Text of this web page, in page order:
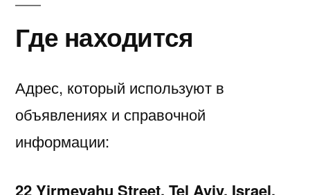
Где находится
Адрес, который используют в
объявлениях и справочной
информации:
22 Yirmeyahu Street, Tel Aviv, Israel.